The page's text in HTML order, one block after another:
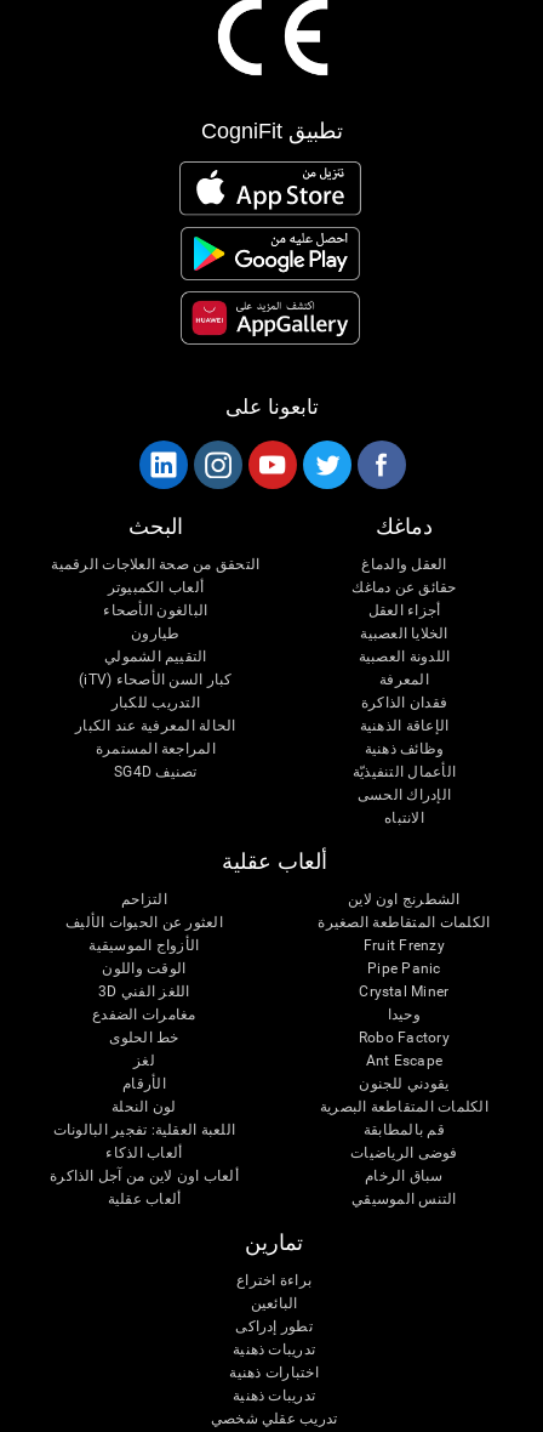
تطبيق CogniFit
تابعونا على
دماغك
العقل والدماغ
حقائق عن دماغك
أجزاء العقل
الخلايا العصبية
اللدونة العصبية
المعرفة
فقدان الذاكرة
الإعاقة الذهنية
وظائف ذهنية
الأعمال التنفيذيّة
الإدراك الحسى
الانتباه
البحث
التحقق من صحة العلاجات الرقمية
ألعاب الكمبيوتر
البالغون الأصحاء
طيارون
التقييم الشمولي
كبار السن الأصحاء (iTV)
التدريب للكبار
الحالة المعرفية عند الكبار
المراجعة المستمرة
تصنيف SG4D
ألعاب عقلية
الشطرنج اون لاين
الكلمات المتقاطعة الصغيرة
Fruit Frenzy
Pipe Panic
Crystal Miner
وحيدا
Robo Factory
Ant Escape
يقودني للجنون
الكلمات المتقاطعة البصرية
قم بالمطابقة
فوضى الرياضيات
سباق الرخام
التنس الموسيقي
التزاحم
العثور عن الحيوات الأليف
الأزواج الموسيقية
الوقت واللون
اللغز الفني 3D
مغامرات الضفدع
خط الحلوى
لغز
الأرقام
لون النحلة
اللعبة العقلية: تفجير البالونات
ألعاب الذكاء
ألعاب اون لاين من آجل الذاكرة
ألعاب عقلية
تمارين
براءة اختراع
البائعين
تطور إدراكى
تدريبات ذهنية
اختبارات ذهنية
تدريبات ذهنية
تدريب عقلي شخصي